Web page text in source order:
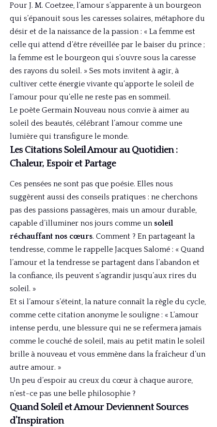
Pour J. M. Coetzee, l’amour s’apparente à un bourgeon
qui s’épanouit sous les caresses solaires, métaphore du
désir et de la naissance de la passion : « La femme est
celle qui attend d’être réveillée par le baiser du prince ;
la femme est le bourgeon qui s’ouvre sous la caresse
des rayons du soleil. » Ses mots invitent à agir, à
cultiver cette énergie vivante qu’apporte le soleil de
l’amour pour qu’elle ne reste pas en sommeil.
Le poète Germain Nouveau nous convie à aimer au
soleil des beautés, célébrant l’amour comme une
lumière qui transfigure le monde.
Les Citations Soleil Amour au Quotidien :
Chaleur, Espoir et Partage
Ces pensées ne sont pas que poésie. Elles nous
suggèrent aussi des conseils pratiques : ne cherchons
pas des passions passagères, mais un amour durable,
capable d’illuminer nos jours comme un soleil
réchauffant nos cœurs. Comment ? En partageant la
tendresse, comme le rappelle Jacques Salomé : « Quand
l’amour et la tendresse se partagent dans l’abandon et
la confiance, ils peuvent s’agrandir jusqu’aux rires du
soleil. »
Et si l’amour s’éteint, la nature connaît la règle du cycle,
comme cette citation anonyme le souligne : « L’amour
intense perdu, une blessure qui ne se refermera jamais
comme le couché de soleil, mais au petit matin le soleil
brille à nouveau et vous emmène dans la fraîcheur d’un
autre amour. »
Un peu d’espoir au creux du cœur à chaque aurore,
n’est-ce pas une belle philosophie ?
Quand Soleil et Amour Deviennent Sources
d’Inspiration